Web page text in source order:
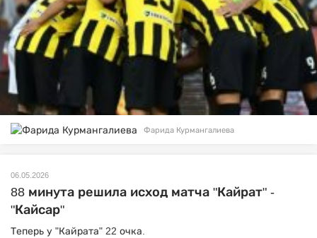
Фарида Курмангалиева
06.05.2026
88 минута решила исход матча "Кайрат" -
"Кайсар"
Теперь у "Кайрата" 22 очка.